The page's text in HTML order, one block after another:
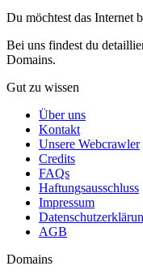
Du möchtest das Internet
Bei uns findest du
Domains.
Gut zu wissen
Über uns
Kontakt
Unsere Webcrawler
Credits
FAQs
Haftungsausschluss
Impressum
AGB
Domains